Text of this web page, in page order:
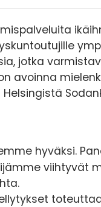
jotka
avoinna
hyväksi.
viihtyvät